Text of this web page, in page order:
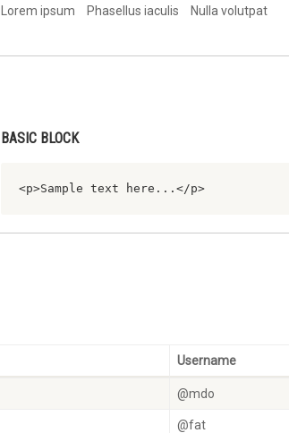
Lorem ipsum Phasellus iaculis Nulla volutpat
BASIC BLOCK
<p>Sample text here...</p>
Username
@mdo
@fat